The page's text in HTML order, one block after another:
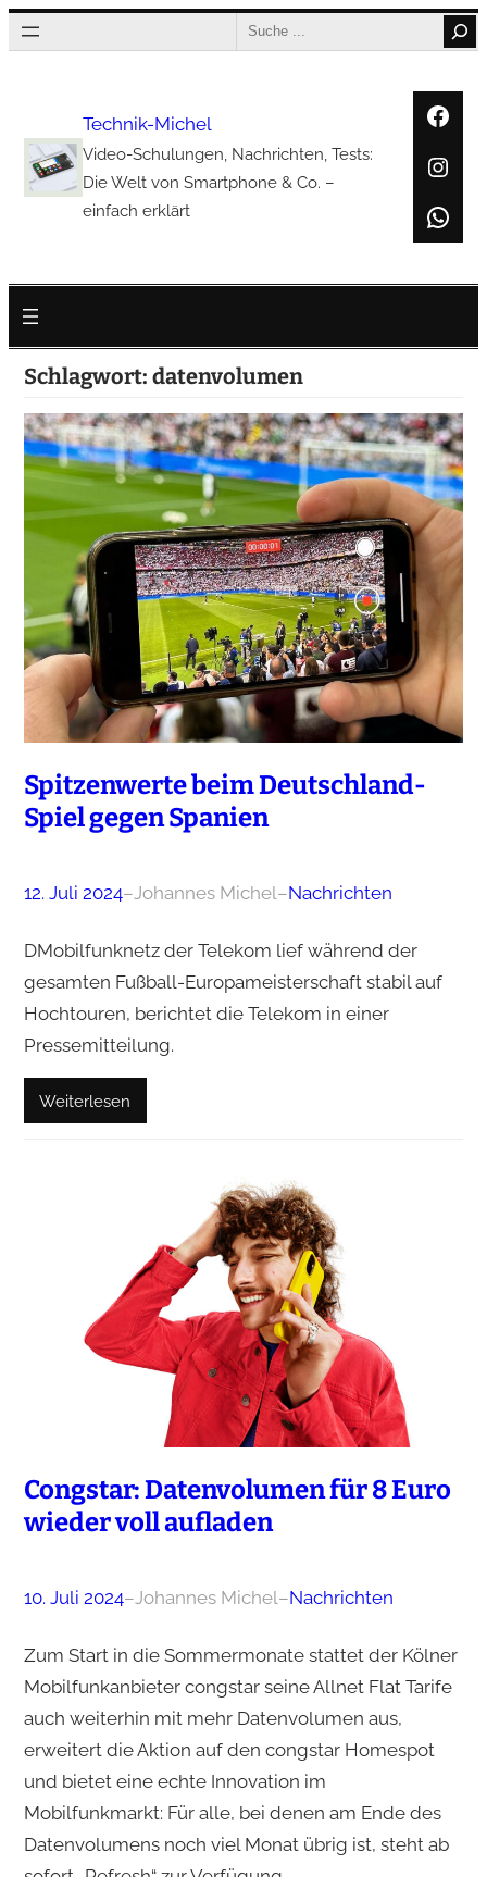
Zum
Inhalt
Search
Technik-Michel
Video-Schulungen, Nachrichten, Tests:
Die Welt von Smartphone & Co. –
einfach erklärt
Schlagwort: datenvolumen
Spitzenwerte beim Deutschland-
Spiel gegen Spanien
12. Juli 2024–Johannes Michel–Nachrichten
DMobilfunknetz der Telekom lief während der
gesamten Fußball-Europameisterschaft stabil auf
Hochtouren, berichtet die Telekom in einer
Pressemitteilung.
Weiterlesen
Congstar: Datenvolumen für 8 Euro
wieder voll aufladen
10. Juli 2024–Johannes Michel–Nachrichten
Zum Start in die Sommermonate stattet der Kölner
Mobilfunkanbieter congstar seine Allnet Flat Tarife
auch weiterhin mit mehr Datenvolumen aus,
erweitert die Aktion auf den congstar Homespot
und bietet eine echte Innovation im
Mobilfunkmarkt: Für alle, bei denen am Ende des
Datenvolumens noch viel Monat übrig ist, steht ab